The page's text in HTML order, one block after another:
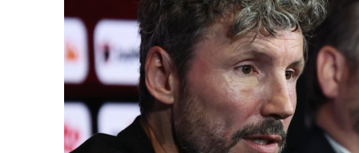
Consulter l'article "“La tactique doit être
1.000 places d’accueil menacées :
les associations bruxelloises
appellent à la mobilisation